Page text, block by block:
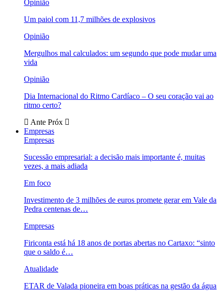
Opinião
Um paiol com 11,7 milhões de explosivos
Opinião
Mergulhos mal calculados: um segundo que pode mudar uma
vida
Opinião
Dia Internacional do Ritmo Cardíaco – O seu coração vai ao
ritmo certo?
Ante Próx
Empresas
Empresas
Sucessão empresarial: a decisão mais importante é, muitas
vezes, a mais adiada
Em foco
Investimento de 3 milhões de euros promete gerar em Vale da
Pedra centenas de…
Empresas
Firiconta está há 18 anos de portas abertas no Cartaxo: “sinto
que o saldo é…
Atualidade
ETAR de Valada pioneira em boas práticas na gestão da água